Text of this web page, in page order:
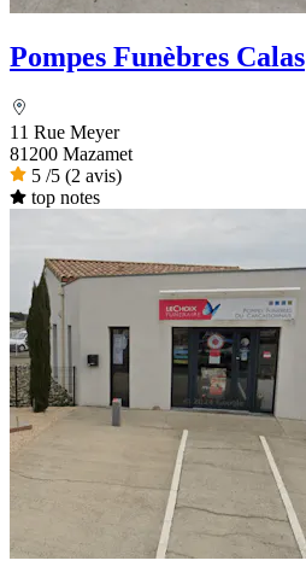
Pompes Funèbres Calas
11 Rue Meyer
81200 Mazamet
5 /5 (2 avis)
top notes